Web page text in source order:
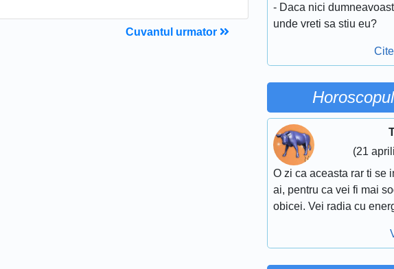
Cuvantul urmator
- Daca nici
unde vreti sa stiu eu?
(21
O zi ca aceasta rar ti se
ai, pentru ca vei fi mai
obicei. Vei radia cu